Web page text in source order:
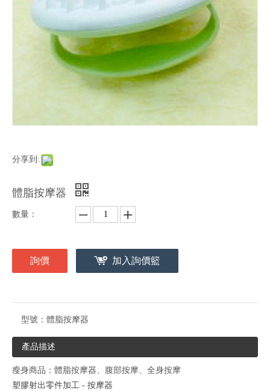
分享到:
體脂按摩器
數量：
詢價 加入詢價籃
型號： 體脂按摩器
產品描述
瘦身商品：體脂按摩器、腹部按摩、全身按摩
塑膠射出零件加工 - 按摩器